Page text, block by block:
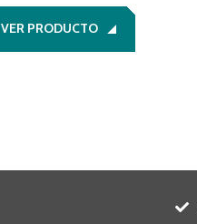
VER PRODUCTO